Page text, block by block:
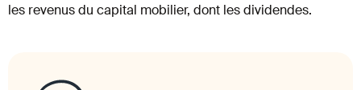
les revenus du capital mobilier, dont les dividendes.